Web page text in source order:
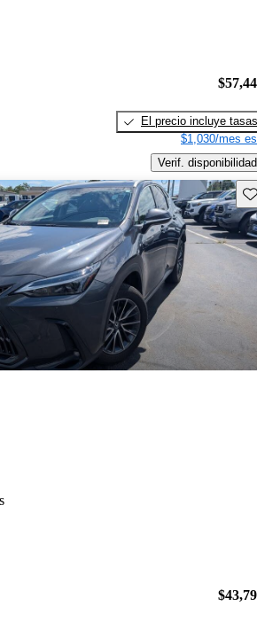
El precio incluye tasas
$1,030/mes
Verif. disponibilidad